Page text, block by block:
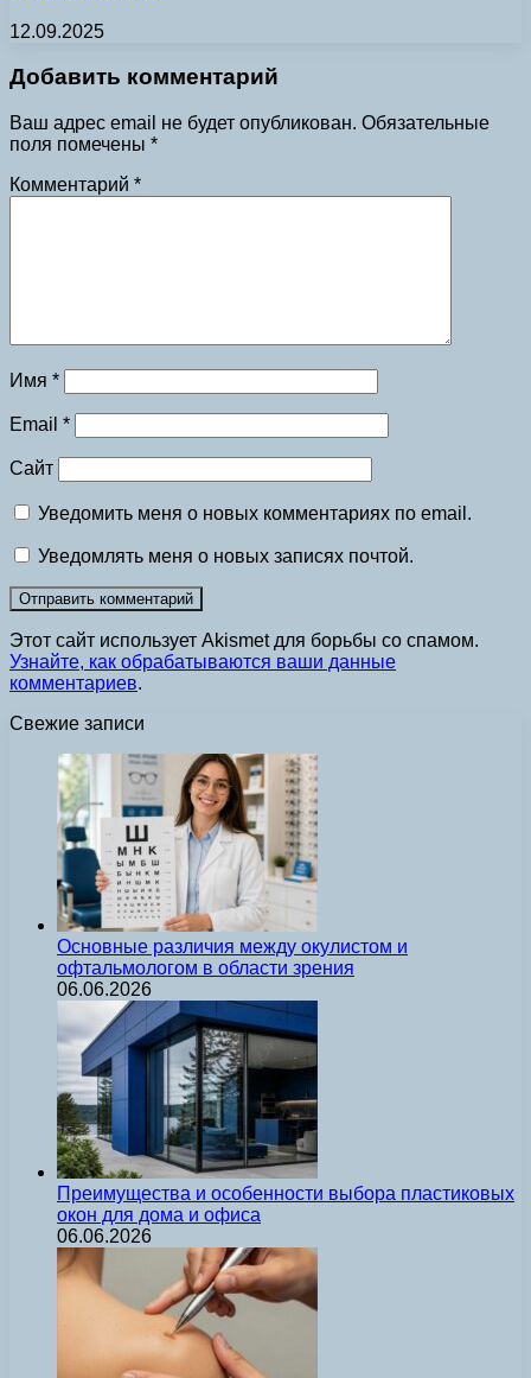
12.09.2025
Добавить комментарий
Ваш адрес email не будет опубликован. Обязательные
поля помечены *
Комментарий *
Имя *
Email *
Сайт
Уведомить меня о новых комментариях по email.
Уведомлять меня о новых записях почтой.
Этот сайт использует Akismet для борьбы со спамом.
Узнайте, как обрабатываются ваши данные
комментариев.
Свежие записи
Основные различия между окулистом и
офтальмологом в области зрения
06.06.2026
Преимущества и особенности выбора пластиковых
окон для дома и офиса
06.06.2026